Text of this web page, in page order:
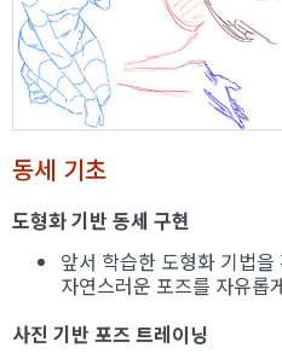
동세 기초
도형화 기반 동세 구현
앞서 학습한 도형화 기법
자연스러운 포즈를 자유롭
사진 기반 포즈 트레이닝